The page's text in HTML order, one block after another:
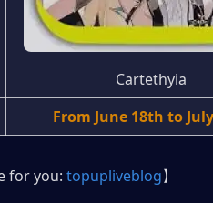
Cartethyia
From June 18th to
for you: topupliveblog】